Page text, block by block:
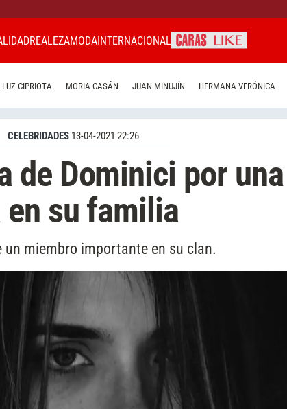
REALEZAMODAINTERNACIONAL
LUZ CIPRIOTA MORIA CASÁN JUAN MINUJÍN HERMANA VERÓNICA
CELEBRIDADES 13-04-2021 22:26
de Dominici por una
su familia
miembro importante en su clan.